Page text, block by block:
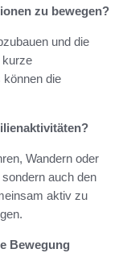
zu bewegen?
und die
kurze
können die
Wandern oder
auch den
aktiv zu
Bewegung